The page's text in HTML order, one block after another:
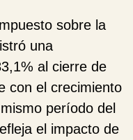
sobre la
una
al cierre de
con el crecimiento
período del
el impacto de